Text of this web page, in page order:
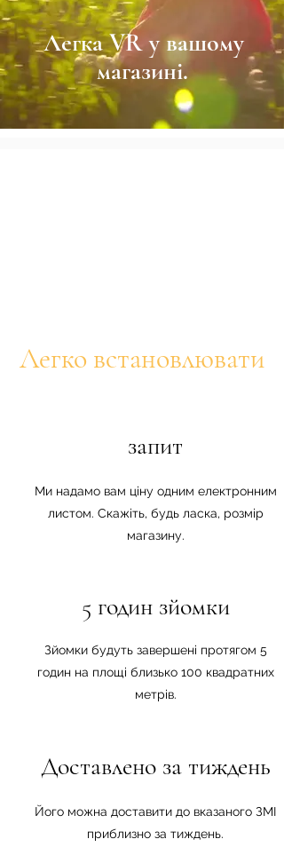
​Легка VR у вашому
магазині.
Легко встановлювати
​запит
Ми надамо вам ціну одним електронним
листом. Скажіть, будь ласка, розмір
магазину.
5 годин зйомки
Зйомки будуть завершені протягом 5
годин на площі близько 100 квадратних
метрів.
Доставлено за тиждень
Його можна доставити до вказаного ЗМІ
приблизно за тиждень.